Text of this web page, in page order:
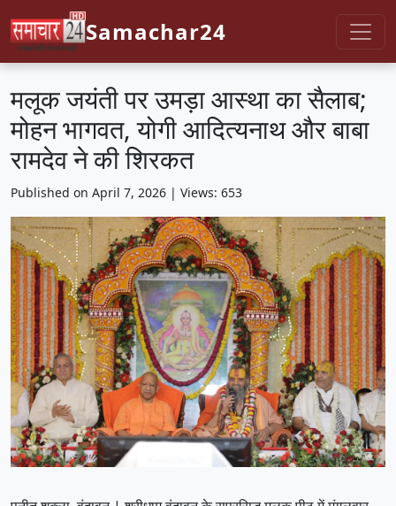
Samachar24
मलूक जयंती पर उमड़ा आस्था का सैलाब;
मोहन भागवत, योगी आदित्यनाथ और बाबा
रामदेव ने की शिरकत
Published on April 7, 2026 | Views: 653